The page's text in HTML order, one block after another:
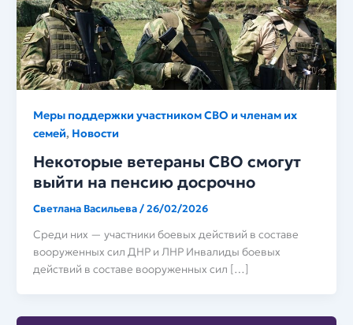
Меры поддержки участником СВО и членам их
семей, Новости
Некоторые ветераны СВО смогут
выйти на пенсию досрочно
Светлана Васильева/26/02/2026
Среди них — участники боевых действий в составе
вооруженных сил ДНР и ЛНР Инвалиды боевых
действий в составе вооруженных сил […]